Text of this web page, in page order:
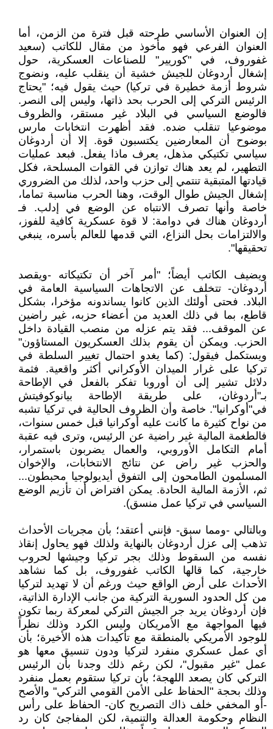
إن العنوان الأساسي طرحته قبل فترة من الزمن، أما
العنوان الفرعي فهو مأخوذ من مقال للكاتب (سعيد
غفوروف، في "كوريير" للصناعات العسكرية، حول
إشغال أردوغان للجيش خشية أن ينقلب عليه، ونضوج
شروط أزمة خطيرة في تركيا) حيث يقول فيه؛ "يحتاج
الرئيس التركي إلى الحرب بحد ذاتها، وليس إلى النصر.
فالوضع السياسي في البلاد غير مستقر، والظروف
موضوعيا تنقلب ضده. فقد أظهرت انتخابات مارس
بوضوح أن المعارضين يكتسبون قوة. إلا أن أردوغان
سياسي تكتيكي مذهل، يعرف ماذا يفعل. فبعد عمليات
التطهير، لم يعد هناك توازن في القوات المسلحة، فكل
قيادتها المتبقية تنتمي إلى حزب واحد، لذلك من الضروري
إشغال الجيش طوال الوقت، وهنا الحرب مناسبة تماما،
خاصة وأنها تصرف الانتباه عن الوضع في إدلب. فـ
أردوغان هناك في دوامة: لا قوة عسكرية كافية للفوز،
والالتزامات بحل النزاع، التي قدمها للعالم بأسره، ينبغي
تحقيقها".
ويضيف الكاتب أيضاً؛ "أمر آخر أن تكتيكاته -ويقصد
أردوغان- تتخلف عن الاتجاهات السياسية العامة في
البلاد. فحتى أولئك الذين كانوا يساندونه مؤخرا، بشكل
قاطع، بما في ذلك العديد من أعضاء حزبه، غير راضين
عن الموقف... فقد يتم عزله من منصب القيادة داخل
الحزب. ويمكن أن يقوم بذلك العسكريون المستاؤون"
ويستكمل فيقول: (كما يغدو احتمال تغيير السلطة في
تركيا على غرار الميدان الأوكراني أكثر واقعية. فثمة
دلائل تشير إلى أن أوروبا تفكر بالفعل في الإطاحة
بـ"أردوغان، على طريقة الإطاحة بيانوكوفيتش
في"أوكرانيا". خاصة وأن الظروف الحالية في تركيا تشبه
من نواح كثيرة ما كانت عليه أوكرانيا قبل خمس سنوات،
فالطغمة المالية غير راضية عن الرئيس، وترى فيه عقبة
أمام التكامل الأوروبي، والعمال يضربون باستمرار،
والحزب غير راض عن نتائج الانتخابات، والإخوان
المسلمون الطامحون إلى التفوق أيديولوجيا محبطون...
ثم، الأزمة المالية الحادة. يمكن افتراض أن تأزيم الوضع
السياسي في تركيا عمل منسق).
وبالتالي -ومما سبق- فإنني أعتقد؛ بأن مجريات الأحداث
تذهب إلى عزل أردوغان بالنهاية ولذلك فهو يحاول إنقاذ
نفسه من السقوط وذلك بجر تركيا وجيشها لحروب
خارجية، كما قالها الكاتب غفوروف، بل كما نشاهد
الأحداث على أرض الواقع حيث ورغم أن لا تهديد لتركيا
من كل الحدود السورية التركية من جانب الإدارة الذاتية،
فإن أردوغان يريد جر الجيش التركي لمعركة ربما تكون
فيها المواجهة مع الأمريكان وليس الكرد وذلك نظراً
للوجود الأمريكي بالمنطقة مع تأكيدات هذه الأخيرة؛ بأن
أي عمل عسكري منفرد لتركيا ودون تنسيق معها هو
عمل "غير مقبول"، لكن رغم ذلك وجدنا بأن الرئيس
التركي كان يصعد اللهجة؛ بأن تركيا ستقوم بعمل منفرد
وذلك بحجة "الحفاظ على الأمن القومي التركي" والأصح
-أو المخفي خلف ذاك التصريح كان- الحفاظ على رأس
النظام وحكومة العدالة والتنمية، لكن المفاجئ كان رد